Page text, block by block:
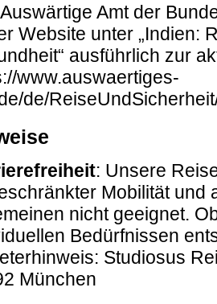
Amt der
Website unter „Indien:
ausführlich zur
www.auswaertiges-
de/
: Unsere
Mobilität und
nicht geeignet.
Bedürfnissen
Studiosus
München